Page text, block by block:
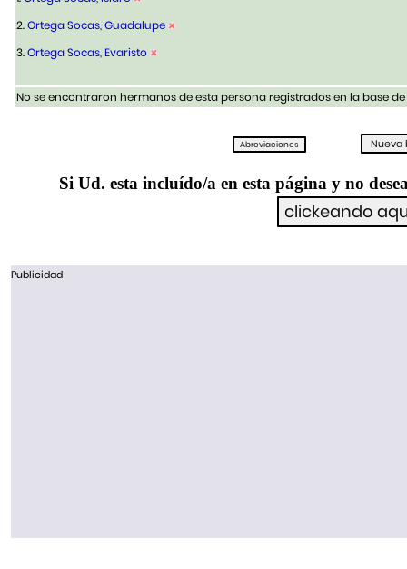
2.Ortega Socas, Guadalupe
3.Ortega Socas, Evaristo
No se encontraron hermanos de esta persona registrados en la base
Si Ud. esta incluído/a en esta página y no
Publicidad